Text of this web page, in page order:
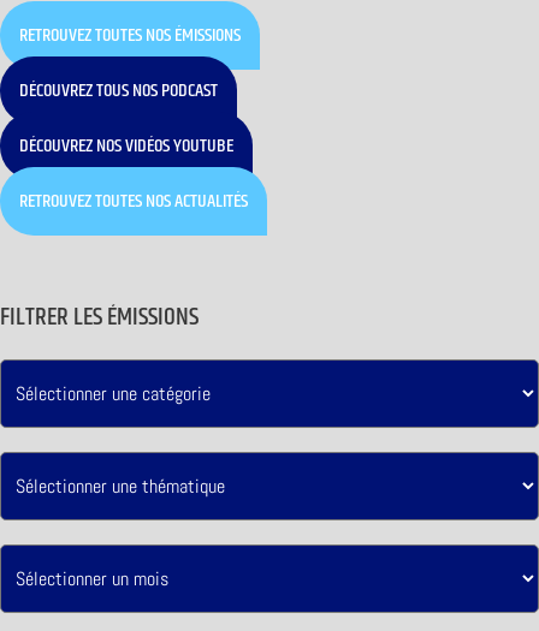
RETROUVEZ TOUTES NOS ÉMISSIONS
DÉCOUVREZ TOUS NOS PODCAST
DÉCOUVREZ NOS VIDÉOS YOUTUBE
RETROUVEZ TOUTES NOS ACTUALITÉS
FILTRER LES ÉMISSIONS